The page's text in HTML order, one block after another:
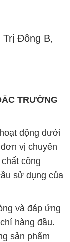
TRƯỜNG
công
sử dụng của
và đáp ứng
hàng đầu.
sản phẩm
lý, nhằm
trọng
tôi. Chúng tôi